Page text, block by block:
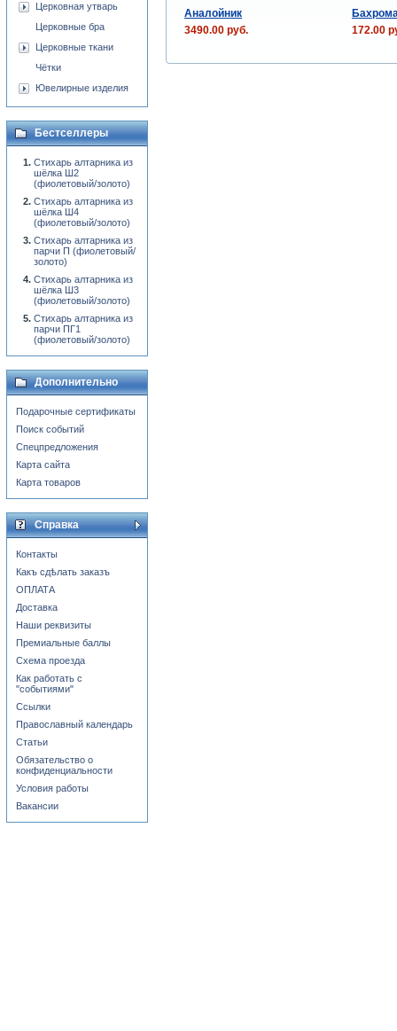
Аналойник
3490.00 руб.
172.00
Церковная утварь
Церковные бра
Церковные ткани
Чётки
Ювелирные изделия
Бестселлеры
Стихарь алтарника из
шёлка Ш2
(фиолетовый/золото)
Стихарь алтарника из
шёлка Ш4
(фиолетовый/золото)
Стихарь алтарника из
парчи П (фиолетовый/
золото)
Стихарь алтарника из
шёлка Ш3
(фиолетовый/золото)
Стихарь алтарника из
парчи ПГ1
(фиолетовый/золото)
Дополнительно
Подарочные сертификаты
Поиск событий
Спецпредложения
Карта сайта
Карта товаров
Справка
Контакты
Какъ сдѣлать заказъ
ОПЛАТА
Доставка
Наши реквизиты
Премиальные баллы
Схема проезда
Как работать с
"событиями"
Ссылки
Православный календарь
Статьи
Обязательство о
конфиденциальности
Условия работы
Вакансии